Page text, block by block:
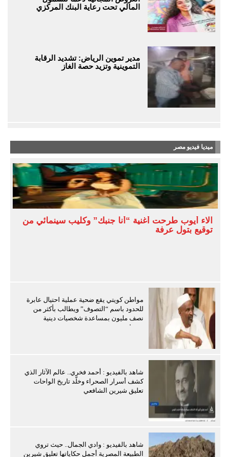
المالي تحت رعاية البنك المركزي
مدير تموين الرياض: تشديد الرقابة
التموينية وتزيد حصة الغاز
ميديا فيديو مصر
آلاء أيوب طرحت أغنية “أنا جنبك” وكليب سينمائي من
توقيع بتول عرفة
مواطن كويتي يقع ضحية عملية احتيال عابرة
للحدود باسم “التصوف” ويطالب بأكثر من
نصف مليون بمساعدة شخصيات دينية
سودانية
شاهد بالفيديو : أحمد فخري.. عالم الآثار الذي
كشف أسرار الصحراء وخلّد تاريخ الواحات
تعليق شيرين الشافعي
شاهد بالفيديو : وادي الجمال.. حيث تروي
الطبيعة المصرية أجمل حكاياتها تعليق شيرين